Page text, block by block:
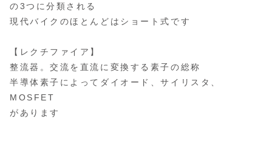
の3つに分類される
現代バイクのほとんどはショート式です
【レクチファイア】
整流器。交流を直流に変換する素子の総称
半導体素子によってダイオード、サイリスタ、
MOSFET
があります